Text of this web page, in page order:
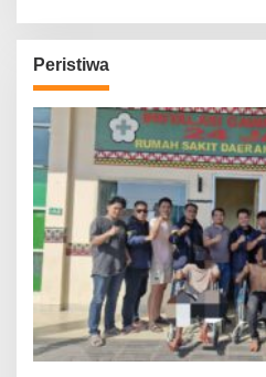
Peristiwa